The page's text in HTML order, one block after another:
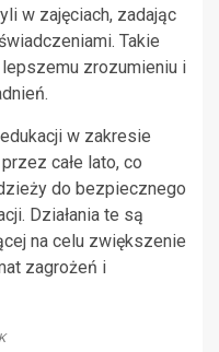
w zajęciach, zadając
Takie
zrozumieniu i
w zakresie
całe lato, co
do bezpiecznego
Działania te są
na celu zwiększenie
zagrożeń i